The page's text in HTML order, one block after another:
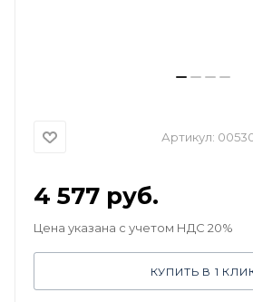
Артикул:
4 577 руб.
Цена указана с учетом НДС 20%
КУПИТЬ В 1